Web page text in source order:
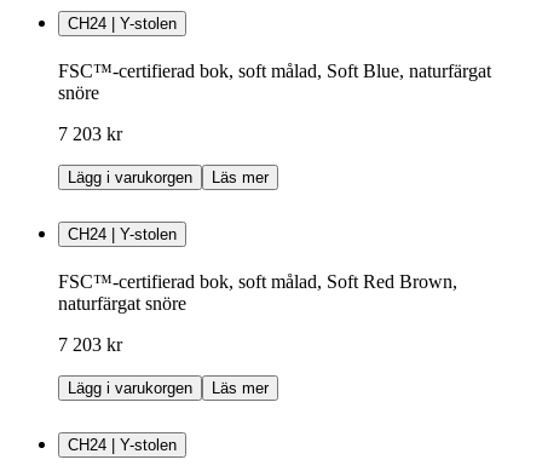
CH24 | Y-stolen
FSC™-certifierad bok, soft målad, Soft Blue, naturfärgat
snöre
7 203 kr
Lägg i varukorgen Läs mer
CH24 | Y-stolen
FSC™-certifierad bok, soft målad, Soft Red Brown,
naturfärgat snöre
7 203 kr
Lägg i varukorgen Läs mer
CH24 | Y-stolen